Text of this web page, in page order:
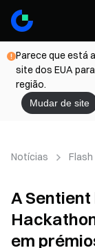
Parece que está
site dos EUA
região.
Mudar de site
Notícias Flash
A
em